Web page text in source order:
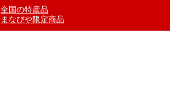
全国の特産品
まなびや限定商品